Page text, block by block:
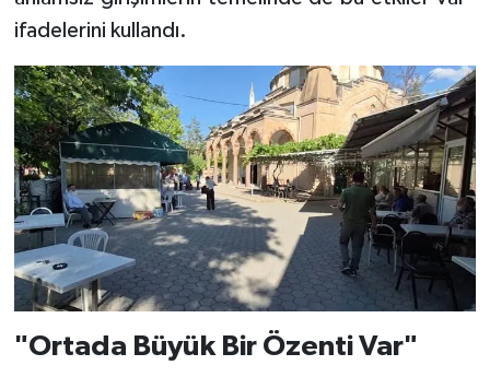
ifadelerini kullandı.
"Ortada Büyük Bir Özenti Var"